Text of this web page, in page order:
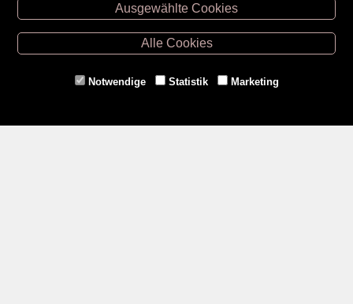
Retz -02942/20433
Hollabrunn -02952/30057
Eggenburg -02984/3836
Gmünd -
Ausgewählte Cookies
Alle Cookies
Notwendige Statistik Marketing